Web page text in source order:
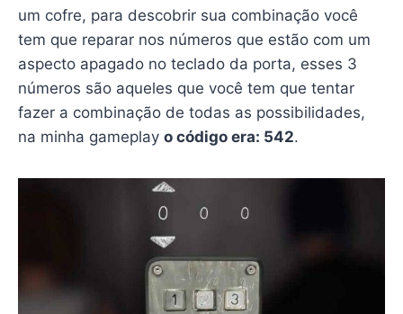
um cofre, para descobrir sua combinação você
tem que reparar nos números que estão com um
aspecto apagado no teclado da porta, esses 3
números são aqueles que você tem que tentar
fazer a combinação de todas as possibilidades,
na minha gameplay o código era: 542.